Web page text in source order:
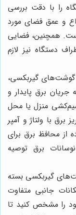
را با دقت بررسی
و عمق فضای مورد
همچنین، فضایی
دستگاه نیز لازم
گیربکسی،
برق پایدار و
منزل یا محل
برق با ولتاژ و آمپر
از محافظ برق برای
برق توصیه
گیربکسی بسته
جانبی متفاوت
را مشخص کنید تا